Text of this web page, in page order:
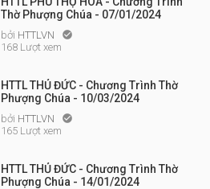
Thờ Phượng Chúa - 07/01/2024
bởi HTTLVN 
168 Lượt xem
HTTL THỦ ĐỨC - Chương Trình Thờ
Phượng Chúa - 10/03/2024
bởi HTTLVN 
165 Lượt xem
HTTL THỦ ĐỨC - Chương Trình Thờ
Phượng Chúa - 14/01/2024